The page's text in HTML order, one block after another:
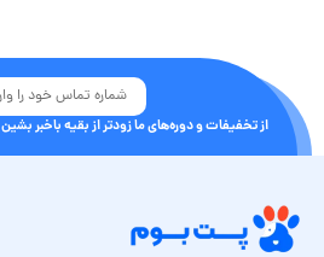
از تخفیفات و دوره‌های ما زودتر از بقیه باخبر بشین